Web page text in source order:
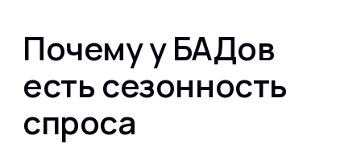
Почему у БАДов
есть сезонность
спроса